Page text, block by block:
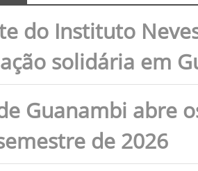
do Instituto
solidária em
Guanambi abre
de 2026